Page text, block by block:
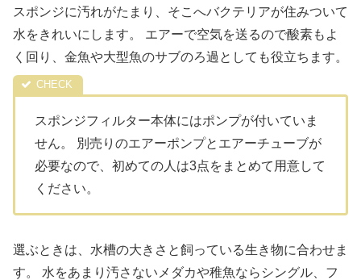
スポンジに汚れがたまり、そこへバクテリアが住みついて
水をきれいにします。 エアーで空気を送るので酸素もよ
く回り、金魚や大型魚のサブのろ過としても役立ちます。
スポンジフィルター本体にはポンプが付いていま
せん。 別売りのエアーポンプとエアーチューブが
必要なので、初めての人は3点をまとめて用意して
ください。
選ぶときは、水槽の大きさと飼っている生き物に合わせま
す。 水をあまり汚さないメダカや稚魚ならシングル、フ